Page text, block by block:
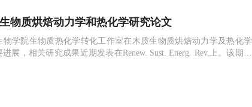
物质烘焙动力学和热化学研究论文
物学院生物质热化学转化工作室在木质生物质烘焙动力学及热化学
展，相关研究成果近期发表在Renew. Sust. Energ. Rev.上。该期刊
& Fuels）领域顶尖期刊，最新影响因子为12.110，主要发表与